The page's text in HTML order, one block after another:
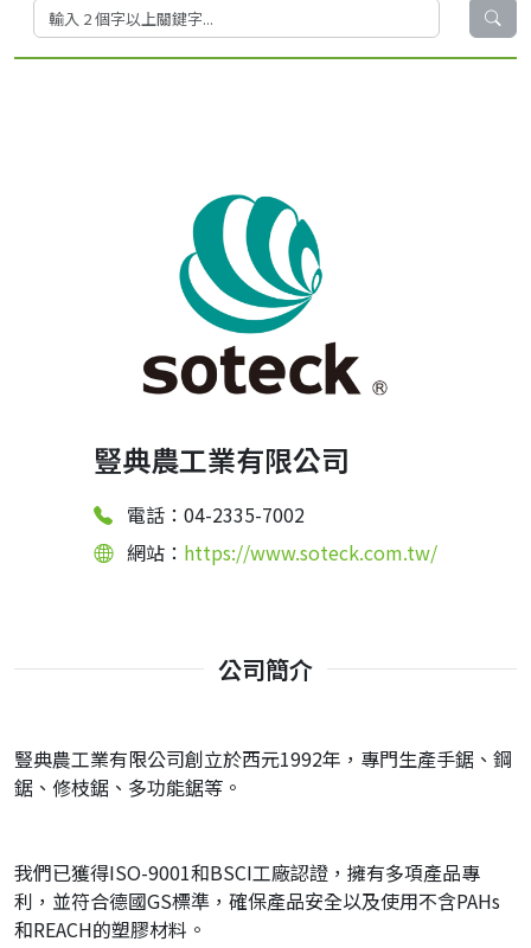
豎典農工業有限公司
電話：04-2335-7002
網站： https://www.soteck.com.tw/
公司簡介
豎典農工業有限公司創立於西元1992年，專門生產手鋸、鋼
鋸、修枝鋸、多功能鋸等。
我們已獲得ISO-9001和BSCI工廠認證，擁有多項產品專
利，並符合德國GS標準，確保產品安全以及使用不含PAHs
和REACH的塑膠材料。